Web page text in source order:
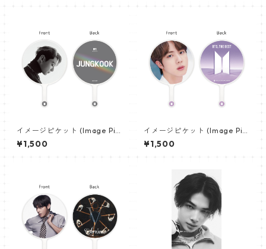
イメージピケット (Image Pic
ket) うちわ - ジョングク (JU
NGKOOK_08)
¥1,500
イメージピケット (Image Pic
ket) うちわ - ジン (JIN-05)
¥1,500